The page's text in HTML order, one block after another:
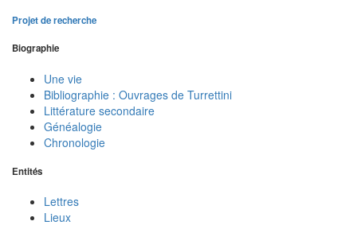
Projet de recherche
Biographie
Une vie
Bibliographie : Ouvrages de Turrettini
Littérature secondaire
Généalogie
Chronologie
Entités
Lettres
Lieux